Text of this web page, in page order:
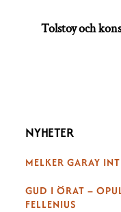
Tolstoy och
NYHETER
MELKER GARAY
GUD I ÖRAT –
FELLENIUS